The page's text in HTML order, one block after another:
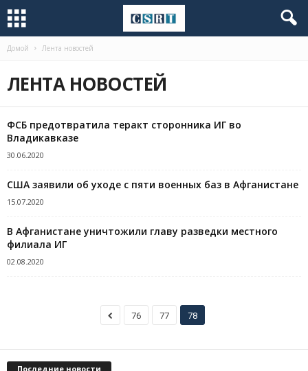
Домой Лента новостей
ЛЕНТА НОВОСТЕЙ
ФСБ предотвратила теракт сторонника ИГ во
Владикавказе
30.06.2020
США заявили об уходе с пяти военных баз в Афганистане
15.07.2020
В Афганистане уничтожили главу разведки местного
филиала ИГ
02.08.2020
76 77 78
Последние новости